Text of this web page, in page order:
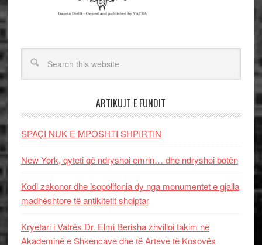
ARTIKUJT E FUNDIT
SPAÇI NUK E MPOSHTI SHPIRTIN
New York, qyteti që ndryshoi emrin… dhe ndryshoi botën
Kodi zakonor dhe isopolifonia dy nga monumentet e gjalla
madhështore të antikitetit shqiptar
Kryetari i Vatrës Dr. Elmi Berisha zhvilloi takim në
Akademinë e Shkencave dhe të Arteve të Kosovës